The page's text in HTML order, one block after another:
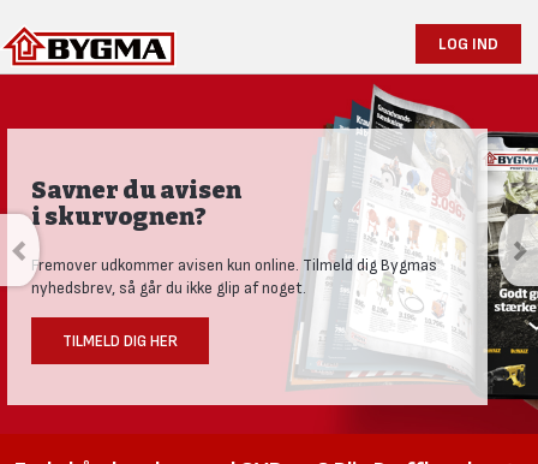
LOG IND
Savner du avisen
i skurvognen?
Fremover udkommer avisen kun online. Tilmeld dig Bygmas
nyhedsbrev, så går du ikke glip af noget.
TILMELD DIG HER